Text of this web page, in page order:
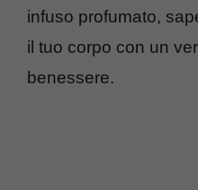
infuso profumato,
il tuo corpo con un
benessere.